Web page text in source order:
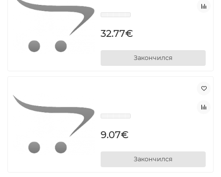
32.77€
Закончился
9.07€
Закончился